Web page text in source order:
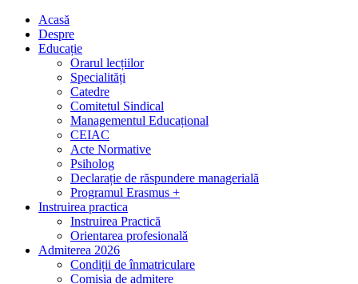
Acasă
Despre
Educație
Orarul lecțiilor
Specialități
Catedre
Comitetul Sindical
Managementul Educațional
CEIAC
Acte Normative
Psiholog
Declarație de răspundere managerială
Programul Erasmus +
Instruirea practica
Instruirea Practică
Orientarea profesională
Admiterea 2026
Condiții de înmatriculare
Comisia de admitere